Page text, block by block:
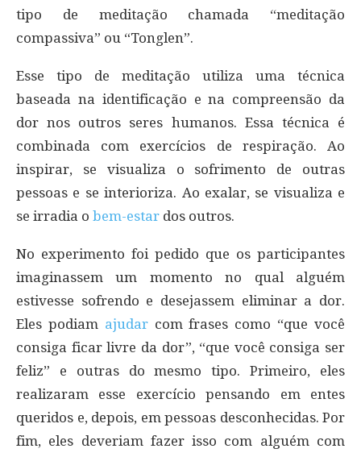
tipo de meditação chamada “meditação
compassiva” ou “Tonglen”.
Esse tipo de meditação utiliza uma técnica
baseada na identificação e na compreensão da
dor nos outros seres humanos. Essa técnica é
combinada com exercícios de respiração. Ao
inspirar, se visualiza o sofrimento de outras
pessoas e se interioriza. Ao exalar, se visualiza e
se irradia o bem-estar dos outros.
No experimento foi pedido que os participantes
imaginassem um momento no qual alguém
estivesse sofrendo e desejassem eliminar a dor.
Eles podiam ajudarcom frases como “que você
consiga ficar livre da dor”, “que você consiga ser
feliz” e outras do mesmo tipo. Primeiro, eles
realizaram esse exercício pensando em entes
queridos e, depois, em pessoas desconhecidas. Por
fim, eles deveriam fazer isso com alguém com